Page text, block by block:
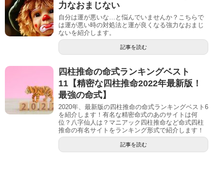
力なおまじない
自分は運が悪いな…と悩んでいませんか？こちらで
は運が悪い時の対処法と運が良くなる強力なおまじ
ないを紹介します。
記事を読む
四柱推命の命式ランキングベスト
11【精密な四柱推命2022年最新版！
最強の命式】
2020年、最新版の四柱推命の命式ランキングベスト6
を紹介します！有名な精密命式のあのサイトは何
位？八字仙人は？マニアック四柱推命など命式四柱
推命の有名サイトをランキング形式で紹介します！
記事を読む